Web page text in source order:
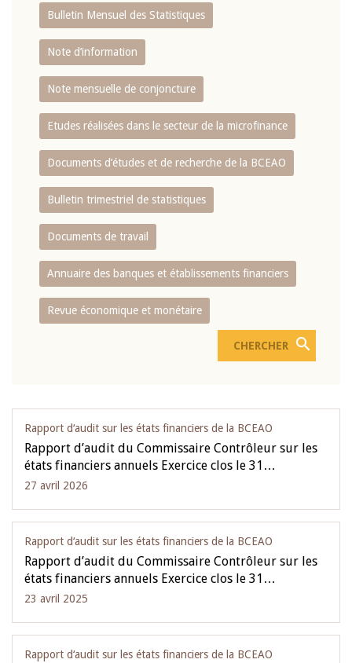
Bulletin Mensuel des Statistiques
Note d’information
Note mensuelle de conjoncture
Etudes réalisées dans le secteur de la microfinance
Documents d’études et de recherche de la BCEAO
Bulletin trimestriel de statistiques
Documents de travail
Annuaire des banques et établissements financiers
Revue économique et monétaire
Rapport d‘audit sur les états financiers de la BCEAO
Rapport d’audit du Commissaire Contrôleur sur les
états financiers annuels Exercice clos le 31…
27 avril 2026
Rapport d‘audit sur les états financiers de la BCEAO
Rapport d’audit du Commissaire Contrôleur sur les
états financiers annuels Exercice clos le 31…
23 avril 2025
Rapport d‘audit sur les états financiers de la BCEAO